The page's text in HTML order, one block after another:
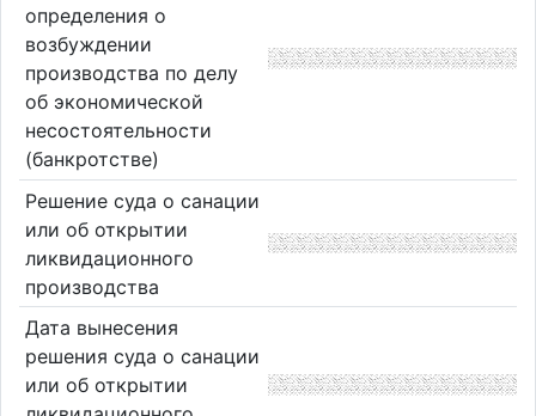
определения о
возбуждении
производства по делу
об экономической
несостоятельности
(банкротстве)
Решение суда о санации
или об открытии
ликвидационного
производства
Дата вынесения
решения суда о санации
или об открытии